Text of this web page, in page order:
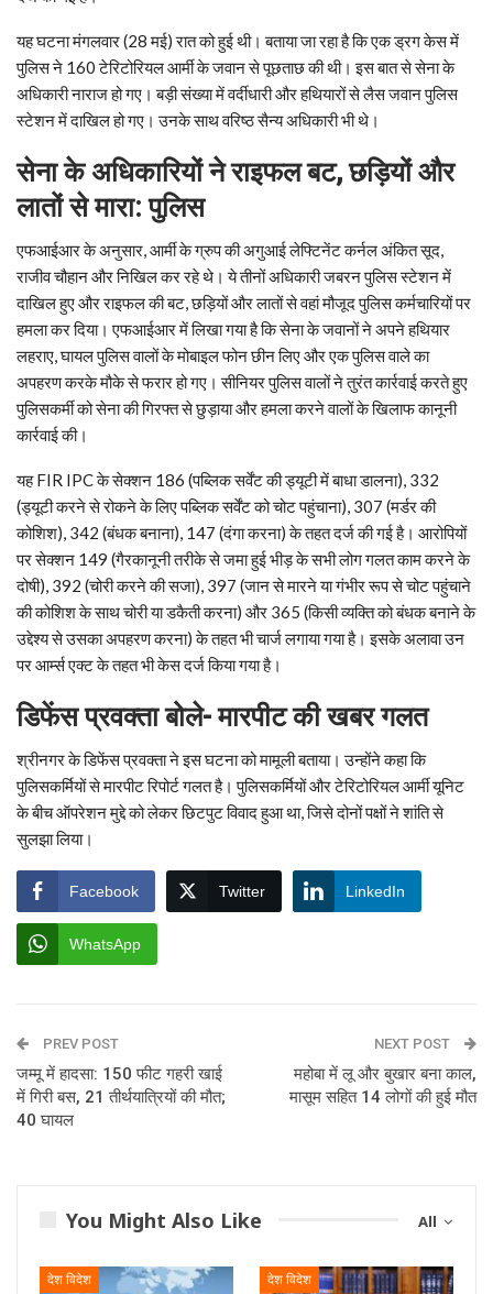
यह घटना मंगलवार (28 मई) रात को हुई थी। बताया जा रहा है कि एक ड्रग केस में
पुलिस ने 160 टेरिटोरियल आर्मी के जवान से पूछताछ की थी। इस बात से सेना के
अधिकारी नाराज हो गए। बड़ी संख्या में वर्दीधारी और हथियारों से लैस जवान पुलिस
स्टेशन में दाखिल हो गए। उनके साथ वरिष्‍ठ सैन्य अधिकारी भी थे।
सेना के अधिकारियों ने राइफल बट, छड़ियों और
लातों से मारा: पुलिस
एफआईआर के अनुसार, आर्मी के ग्रुप की अगुआई लेफ्टिनेंट कर्नल अंकित सूद,
राजीव चौहान और निखिल कर रहे थे। ये तीनों अधिकारी जबरन पुलिस स्टेशन में
दाखिल हुए और राइफल की बट, छड़ियों और लातों से वहां मौजूद पुलिस कर्मचारियों पर
हमला कर दिया। एफआईआर में लिखा गया है कि सेना के जवानों ने अपने हथियार
लहराए, घायल पुलिस वालों के मोबाइल फोन छीन लिए और एक पुलिस वाले का
अपहरण करके मौके से फरार हो गए। सीनियर पुलिस वालों ने तुरंत कार्रवाई करते हुए
पुलिसकर्मी को सेना की गिरफ्त से छुड़ाया और हमला करने वालों के खिलाफ कानूनी
कार्रवाई की।
यह FIR IPC के सेक्शन 186 (पब्लिक सर्वेंट की ड्यूटी में बाधा डालना), 332
(ड्यूटी करने से रोकने के लिए पब्लिक सर्वेंट को चोट पहुंचाना), 307 (मर्डर की
कोशिश), 342 (बंधक बनाना), 147 (दंगा करना) के तहत दर्ज की गई है। आरोपियों
पर सेक्शन 149 (गैरकानूनी तरीके से जमा हुई भीड़ के सभी लोग गलत काम करने के
दोषी), 392 (चोरी करने की सजा), 397 (जान से मारने या गंभीर रूप से चोट पहुंचाने
की कोशिश के साथ चोरी या डकैती करना) और 365 (किसी व्यक्ति को बंधक बनाने के
उद्देश्य से उसका अपहरण करना) के तहत भी चार्ज लगाया गया है। इसके अलावा उन
पर आर्म्स एक्ट के तहत भी केस दर्ज किया गया है।
डिफेंस प्रवक्ता बोले- मारपीट की खबर गलत
श्रीनगर के डिफेंस प्रवक्ता ने इस घटना को मामूली बताया। उन्होंने कहा कि
पुलिसकर्मियों से मारपीट रिपोर्ट गलत है। पुलिसकर्मियों और टेरिटोरियल आर्मी यूनिट
के बीच ऑपरेशन मुद्दे को लेकर छिटपुट विवाद हुआ था, जिसे दोनों पक्षों ने शांति से
सुलझा लिया।
Facebook Twitter LinkedIn
WhatsApp
PREV POST
जम्मू में हादसा: 150 फीट गहरी खाई
में गिरी बस, 21 तीर्थयात्रियों की मौत;
40 घायल
NEXT POST
महोबा में लू और बुखार बना काल,
मासूम सहित 14 लोगों की हुई मौत
All
You Might Also Like
देश विदेश देश विदेश